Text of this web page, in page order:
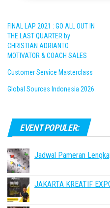
FINAL LAP 2021 : GO ALL OUT IN
THE LAST QUARTER by
CHRISTIAN ADRIANTO
MOTIVATOR & COACH SALES
Customer Service Masterclass
Global Sources Indonesia 2026
EVENT POPULER:
Jadwal Pameran
JAKARTA KREATIF